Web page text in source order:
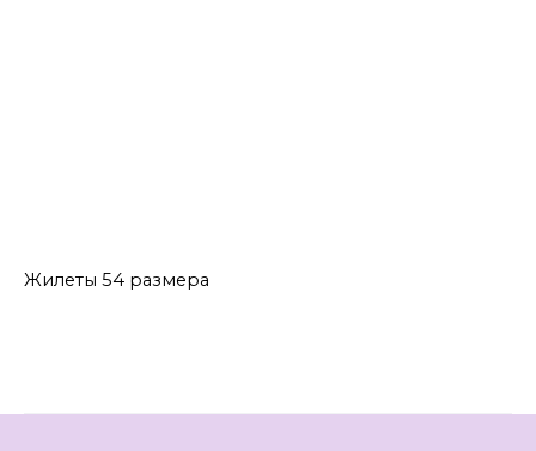
Жилеты 54 размера